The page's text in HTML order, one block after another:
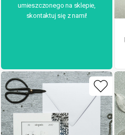
umieszczonego na sklepie,
skontaktuj się z nami!